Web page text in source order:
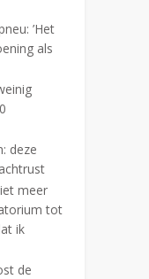
’Het
als
deze
meer
tot
ik
de